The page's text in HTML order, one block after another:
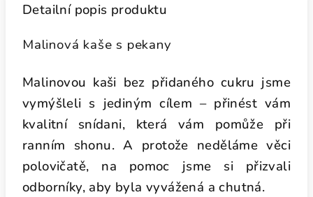
Detailní popis produktu
Malinová kaše s pekany
Malinovou kaši bez přidaného cukru jsme
vymýšleli s jediným cílem – přinést vám
kvalitní snídani, která vám pomůže při
ranním shonu. A protože neděláme věci
polovičatě, na pomoc jsme si přizvali
odborníky, aby byla vyvážená a chutná.